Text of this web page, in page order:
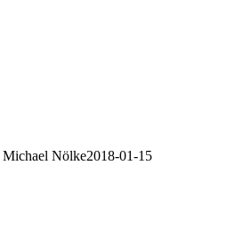
Michael Nölke2018-01-15